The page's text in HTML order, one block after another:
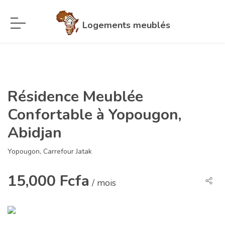
Logements meublés
Résidence Meublée
Confortable à Yopougon,
Abidjan
Yopougon, Carrefour Jatak
15,000 Fcfa / mois